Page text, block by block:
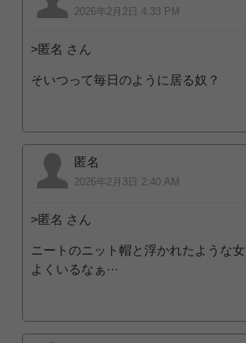
2026年2月2日 4:33 PM
>匿名 さん
そいつって毎日のように居る奴？
匿名
2026年2月3日 2:40 AM
>匿名 さん
ニートのニット帽と浮かれたような
よくいるなぁ···